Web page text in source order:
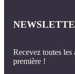
Recevez toutes
première !